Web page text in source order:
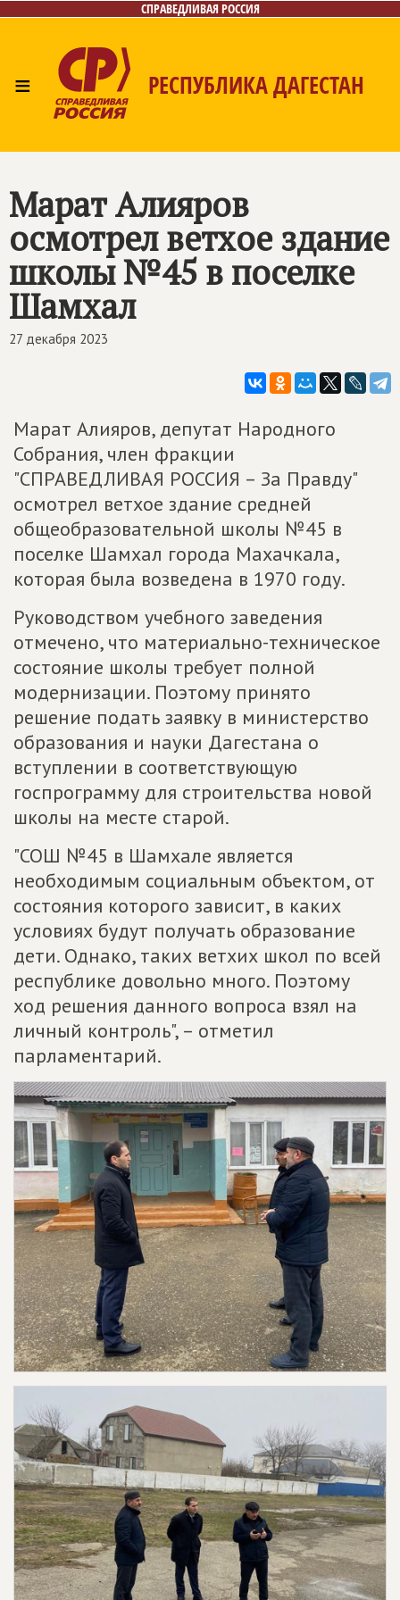
СПРАВЕДЛИВАЯ РОССИЯ
≡ РЕСПУБЛИКА ДАГЕСТАН
Марат Алияров
осмотрел ветхое здание
школы №45 в поселке
Шамхал
27 декабря 2023
Марат Алияров, депутат Народного
Собрания, член фракции
"СПРАВЕДЛИВАЯ РОССИЯ – За Правду"
осмотрел ветхое здание средней
общеобразовательной школы №45 в
поселке Шамхал города Махачкала,
которая была возведена в 1970 году.
Руководством учебного заведения
отмечено, что материально-техническое
состояние школы требует полной
модернизации. Поэтому принято
решение подать заявку в министерство
образования и науки Дагестана о
вступлении в соответствующую
госпрограмму для строительства новой
школы на месте старой.
"СОШ №45 в Шамхале является
необходимым социальным объектом, от
состояния которого зависит, в каких
условиях будут получать образование
дети. Однако, таких ветхих школ по всей
республике довольно много. Поэтому
ход решения данного вопроса взял на
личный контроль", – отметил
парламентарий.